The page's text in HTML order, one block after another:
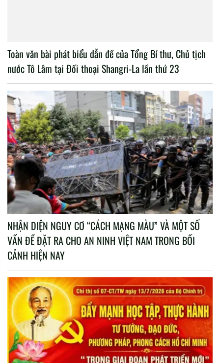
Toàn văn bài phát biểu dẫn đề của Tổng Bí thư, Chủ tịch
nước Tô Lâm tại Đối thoại Shangri-La lần thứ 23
NHẬN DIỆN NGUY CƠ “CÁCH MẠNG MÀU” VÀ MỘT SỐ
VẤN ĐỀ ĐẶT RA CHO AN NINH VIỆT NAM TRONG BỐI
CẢNH HIỆN NAY